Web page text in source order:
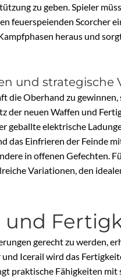
zu geben. Spieler
feuerspeienden Scorcher
heraus und
und strategische
die Oberhand zu
der neuen Waffen und
geballte elektrische
das Einfrieren der Feinde
in offenen Gefechten.
Variationen, den
und
gerecht zu werden,
Icerail wird das
praktische Fähigkeiten mit